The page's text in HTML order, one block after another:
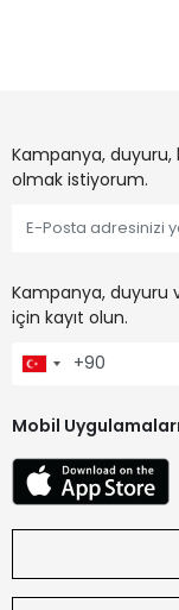
Kampanya,
olmak istiyorum.
Kampanya, duyuru
için kayıt olun.
Mobil